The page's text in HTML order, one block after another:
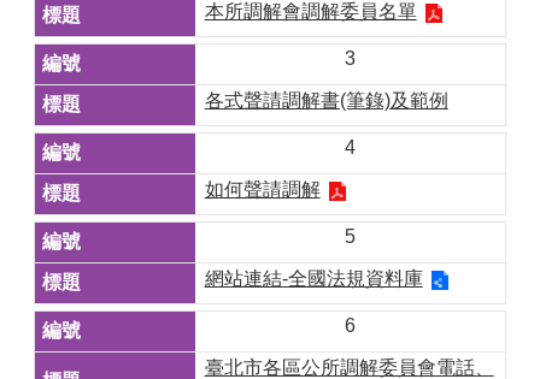
本所調解會調解委員名單
3
各式聲請調解書(筆錄)及範例
4
如何聲請調解
5
網站連結-全國法規資料庫
6
臺北市各區公所調解委員會電話、